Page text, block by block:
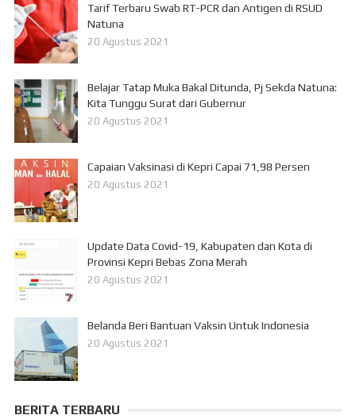
Tarif Terbaru Swab RT-PCR dan Antigen di RSUD
Natuna
20 Agustus 2021
Belajar Tatap Muka Bakal Ditunda, Pj Sekda Natuna:
Kita Tunggu Surat dari Gubernur
20 Agustus 2021
Capaian Vaksinasi di Kepri Capai 71,98 Persen
20 Agustus 2021
Update Data Covid-19, Kabupaten dan Kota di
Provinsi Kepri Bebas Zona Merah
20 Agustus 2021
Belanda Beri Bantuan Vaksin Untuk Indonesia
20 Agustus 2021
BERITA TERBARU